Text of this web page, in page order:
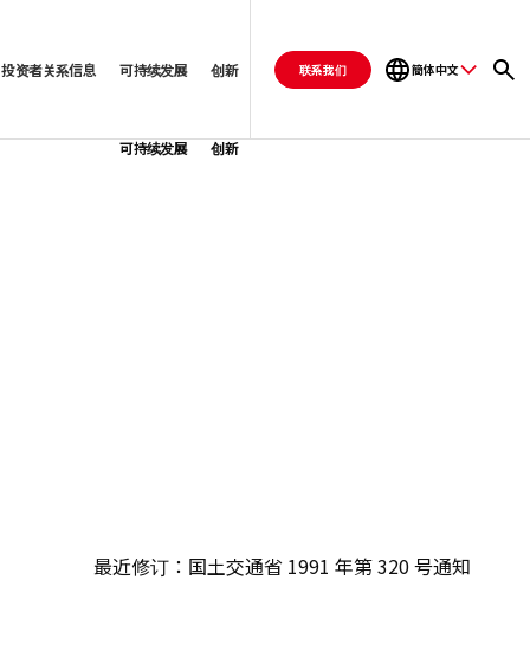
投资者关系信息 可持续发展
可持续发展
创新
创新
联系我们 簡体中文
最近修订：国土交通省 1991 年第 320 号通知